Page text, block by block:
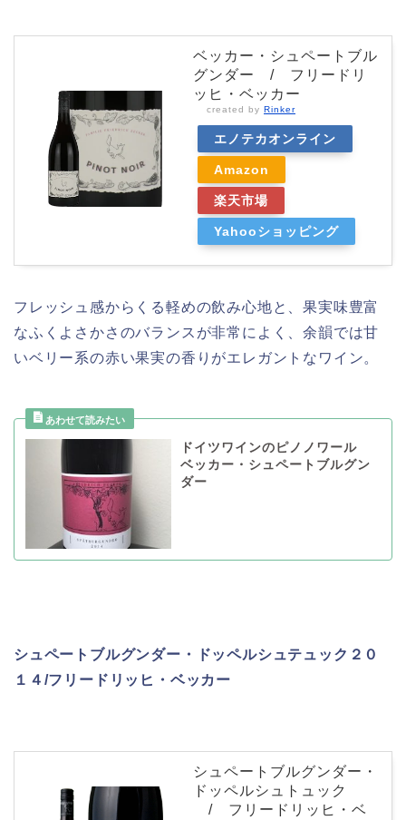
ベッカー・シュペートブル
グンダー / フリードリ
ッヒ・ベッカー
created by Rinker
エノテカオンライン
Amazon
楽天市場
Yahooショッピング
フレッシュ感からくる軽めの飲み心地と、果実味豊富
なふくよさかさのバランスが非常によく、余韻では甘
いベリー系の赤い果実の香りがエレガントなワイン。
ドイツワインのピノノワール
ベッカー・シュペートブルグン
ダー
シュペートブルグンダー・ドッペルシュテュック２０
１４/フリードリッヒ・ベッカー
シュペートブルグンダー・
ドッペルシュトュック
/ フリードリッヒ・ベ